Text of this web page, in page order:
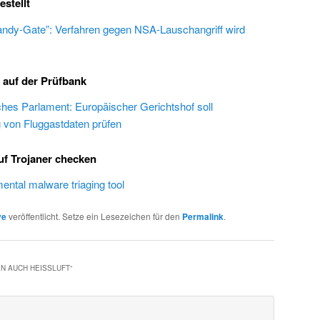
Gate”: Verfahren gegen NSA-Lauschangriff wird
der Prüfbank
Parlament: Europäischer Gerichtshof soll
Fluggastdaten prüfen
Trojaner checken
malware triaging tool
veröffentlicht. Setze ein Lesezeichen für den Permalink.
AUCH HEISSLUFT “